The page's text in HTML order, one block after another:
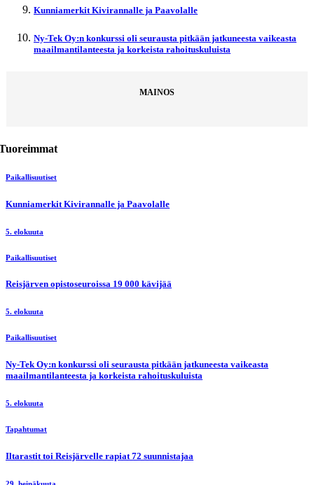
Kunniamerkit Kivirannalle ja Paavolalle
Ny-Tek Oy:n konkurssi oli seurausta pitkään jatkuneesta vaikeasta
maailmantilanteesta ja korkeista rahoituskuluista
MAINOS
Paikallisuutiset
Kunniamerkit Kivirannalle ja Paavolalle
5. elokuuta
Paikallisuutiset
Reisjärven opistoseuroissa 19 000 kävijää
5. elokuuta
Paikallisuutiset
Ny-Tek Oy:n konkurssi oli seurausta pitkään jatkuneesta vaikeasta
maailmantilanteesta ja korkeista rahoituskuluista
5. elokuuta
Tapahtumat
Iltarastit toi Reisjärvelle rapiat 72 suunnistajaa